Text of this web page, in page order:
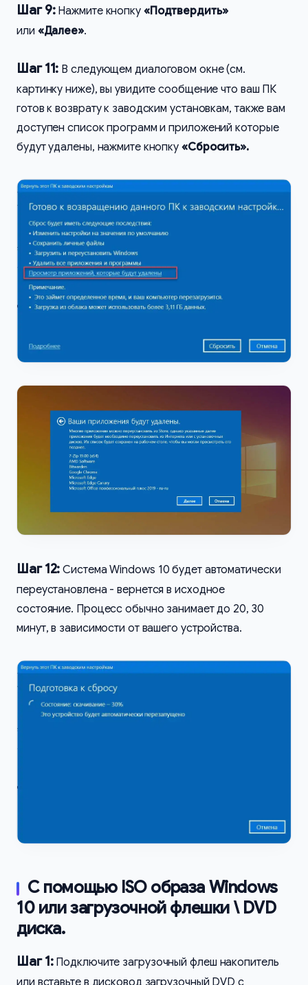
Шаг 9:Нажмите кнопку «Подтвердить»
или «Далее».
Шаг 11: В следующем диалоговом окне (см.
картинку ниже), вы увидите сообщение что ваш ПК
готов к возврату к заводским установкам, также вам
доступен список программ и приложений которые
будут удалены, нажмите кнопку «Сбросить».
Шаг 12: Система Windows 10 будет автоматически
переустановлена - вернется в исходное
состояние. Процесс обычно занимает до 20, 30
минут, в зависимости от вашего устройства.
С помощью ISO образа Windows
10 или загрузочной флешки \ DVD
диска.
Шаг 1: Подключите загрузочный флеш накопитель
или вставьте в дисковод загрузочный DVD с